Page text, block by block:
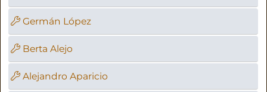
Germán López
Berta Alejo
Alejandro Aparicio